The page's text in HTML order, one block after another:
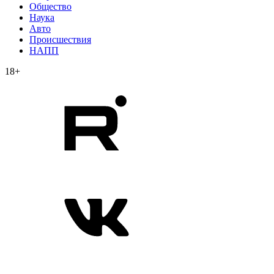
Общество
Наука
Авто
Происшествия
НАПП
18+